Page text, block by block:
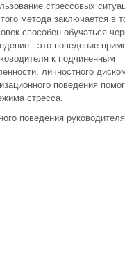
стрессовых
метода заключается в
способен обучаться
- это поведение-
к подчиненным
личностного
поведения
стресса.
поведения